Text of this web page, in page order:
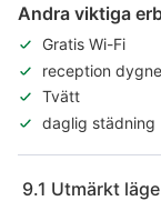
Andra viktiga
Gratis Wi-Fi
reception
Tvätt
daglig städning
9.1 Utmärkt läge